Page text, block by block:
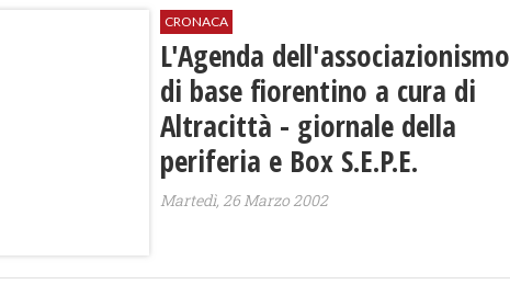
CRONACA
L'Agenda dell'associazionismo
di base fiorentino a cura di
Altracittà - giornale della
periferia e Box S.E.P.E.
Martedì, 26 Marzo 2002